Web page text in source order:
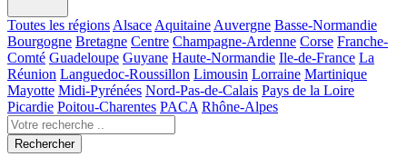
Toutes les régions Alsace Aquitaine Auvergne Basse-Normandie
Bourgogne Bretagne Centre Champagne-Ardenne Corse Franche-
Comté Guadeloupe Guyane Haute-Normandie Ile-de-France La
Réunion Languedoc-Roussillon Limousin Lorraine Martinique
Mayotte Midi-Pyrénées Nord-Pas-de-Calais Pays de la Loire
Picardie Poitou-Charentes PACA Rhône-Alpes
Rechercher